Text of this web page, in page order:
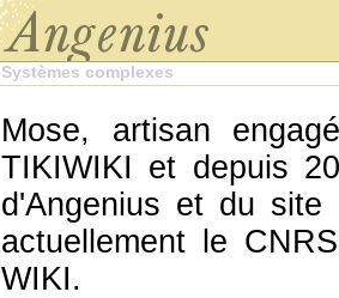
Systèmes complexes
Mose, artisan
TIKIWIKI et depuis
d'Angenius et du site
actuellement le
WIKI.